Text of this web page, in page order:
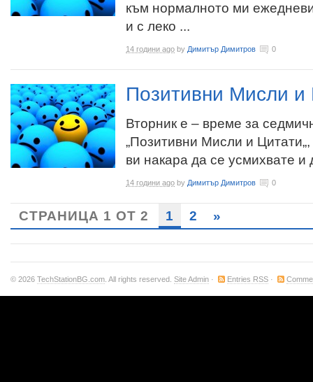
към нормалното ми
и с леко ...
14 години ago by Димитър Димитров 0
Позитивни Мисли и
Вторник е – време за
„Позитивни Мисли и Цитати„,
ви накара да се усмихвате и
14 години ago by Димитър Димитров 0
СТРАНИЦА 1 ОТ 2 1 2 »
© 2026 TechStationBG.com . All rights reserved. Site Admin · Entries RSS ·